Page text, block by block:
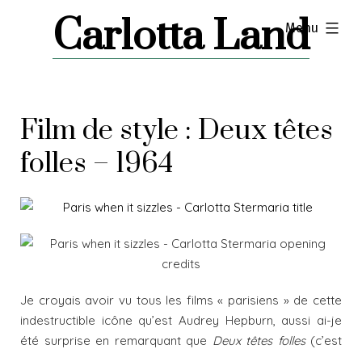
Carlotta Land
Menu
expanded
Film de style : Deux têtes
folles – 1964
Je croyais avoir vu tous les films « parisiens » de cette
indestructible icône qu’est Audrey Hepburn, aussi ai-je
été surprise en remarquant que Deux têtes folles(c’est